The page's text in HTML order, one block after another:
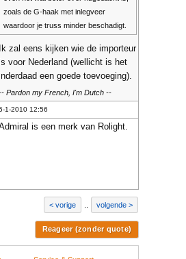
zoals de G-haak met inlegveer
waardoor je truss minder beschadigt.
Ik zal eens kijken wie de importeur
voor Nederland (wellicht is het
een goede toevoeging).
Pardon my French, I'm Dutch --
1-2010 12:56
is een merk van Rolight.
vorige volgende
Reageer (zonder quote)